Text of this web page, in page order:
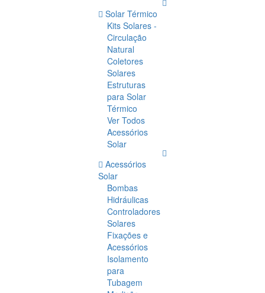
Solar Térmico
Kits Solares -
Circulação
Natural
Coletores
Solares
Estruturas
para Solar
Térmico
Ver Todos
Acessórios
Solar
Acessórios
Solar
Bombas
Hidráulicas
Controladores
Solares
Fixações e
Acessórios
Isolamento
para
Tubagem